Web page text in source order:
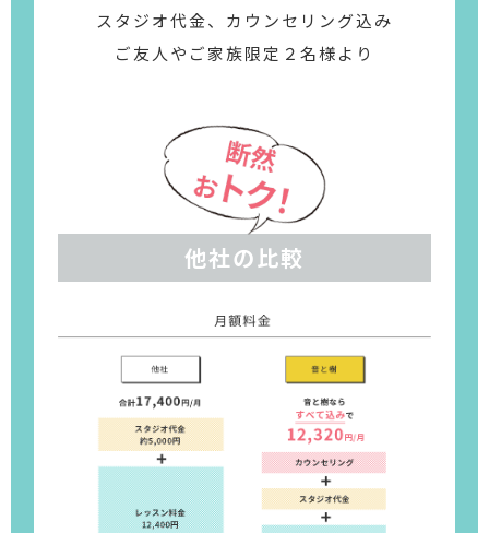
スタジオ代金、カウンセリング込み
ご友人やご家族限定２名様より
他社の比較